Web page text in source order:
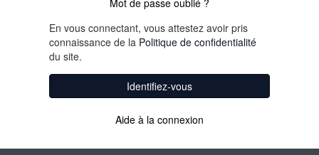
Mot de passe oublié ?
En vous connectant, vous attestez avoir pris
connaissance de la Politique de confidentialité
du site.
Identifiez-vous
Aide à la connexion